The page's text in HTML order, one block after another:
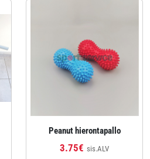
Peanut hierontapallo
3.75€ sis.ALV